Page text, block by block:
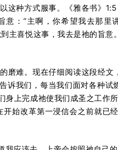
这种方式服事。《雅各书》
意：“主啊，你希望我去那里
主喜悦这事，我去是祂的旨
磨难。现在仔细阅读这段经
诉我们，每当我们面对各种试
身上完成祂使我们成圣之工作
始改革第一浸信会之前就已